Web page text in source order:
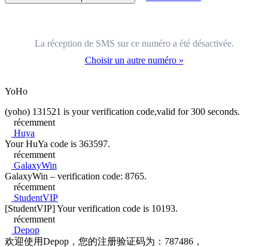
La réception de SMS sur ce numéro a été désactivée.
Choisir un autre numéro »
YoHo
(yoho) 131521 is your verification code,valid for 300 seconds.
récemment
Huya
Your HuYa code is 363597.
récemment
GalaxyWin
GalaxyWin – verification code: 8765.
récemment
StudentVIP
[StudentVIP] Your verification code is 10193.
récemment
Depop
欢迎使用Depop，您的注册验证码为：787486，